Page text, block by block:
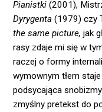
Pianistki (2001),
Dyrygenta (1979) czy
the same picture, jak
rasy zdaje mi się w
raczej o formy
wymownym tłem
podsycająca
zmyślny pretekst do